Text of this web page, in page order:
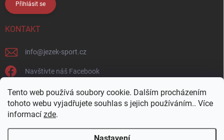
Tento web používá soubory cookie. Dalším procházením
tohoto webu vyjadřujete souhlas s jejich používáním.. Více
informací zde.
Přihlásit se
KONTAKT
info@jezek-sport.cz
Navštivte náš Facebook
jezek_sport_np/